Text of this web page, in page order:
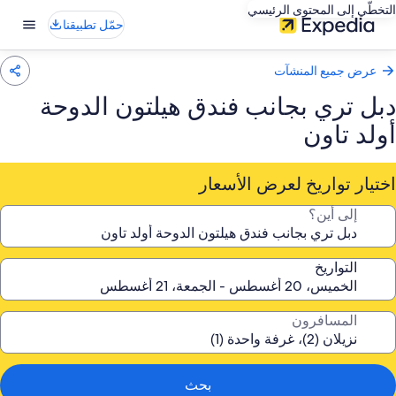
التخطّي إلى المحتوى الرئيسي
حمّل تطبيقنا
عرض جميع المنشآت
دبل تري بجانب فندق هيلتون الدوحة
أولد تاون
اختيار تواريخ لعرض الأسعار
إلى أين؟
التواريخ
المسافرون
بحث